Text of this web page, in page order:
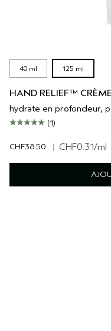
40 ml 125 ml
HAND RELIEF™
hydrate en profondeur,
(1)
CHF38.50 | CHF0.31/ml